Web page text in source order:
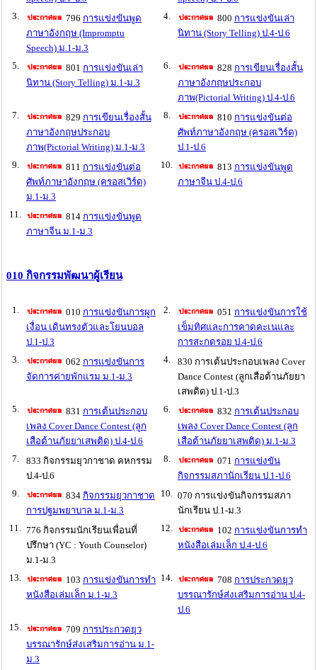
3.
796 การแข่งขันพูด
ภาษาอังกฤษ (Impromptu
Speech) ม.1-ม.3
4. 800 การแข่งขันเล่า
นิทาน (Story Telling) ป.4-ป.6
5. 801 การแข่งขันเล่า
นิทาน (Story Telling) ม.1-ม.3
6. 828 การเขียนเรื่องสั้น
ภาษาอังกฤษประกอบ
ภาพ(Pictorial Writing) ป.4-ป.6
7.
829 การเขียนเรื่องสั้น
ภาษาอังกฤษประกอบ
ภาพ(Pictorial Writing) ม.1-ม.3
8. 810 การแข่งขันต่อ
ศัพท์ภาษาอังกฤษ (ครอสเวิร์ด)
ป.1-ป.6
9.
811 การแข่งขันต่อ
ศัพท์ภาษาอังกฤษ (ครอสเวิร์ด)
ม.1-ม.3
10. 813 การแข่งขันพูด
ภาษาจีน ป.4-ป.6
11. 814 การแข่งขันพูด
ภาษาจีน ม.1-ม.3
010 กิจกรรมพัฒนาผู้เรียน
1. 010 การแข่งขันการผูก
เงื่อน เดินทรงตัวและโยนบอล
ป.1-ป.3
2. 051 การแข่งขันการใช้
เข็มทิศและการคาดคะเนและ
การสะกดรอย ป.4-ป.6
3.
062 การแข่งขันการ
จัดการค่ายพักแรม ม.1-ม.3
4.
830 การเต้นประกอบเพลง Cover
Dance Contest (ลูกเสือต้านภัยยา
เสพติด) ป.1-ป.3
5.
831 การเต้นประกอบ
เพลง Cover Dance Contest (ลูก
เสือต้านภัยยาเสพติด) ป.4-ป.6
6. 832 การเต้นประกอบ
เพลง Cover Dance Contest (ลูก
เสือต้านภัยยาเสพติด) ม.1-ม.3
7.
833 กิจกรรมยุวกาชาด คหกรรม
ป.4-ป.6
8. 071 การแข่งขัน
กิจกรรมสภานักเรียน ป.1-ป.6
9.
834 กิจกรรมยุวกาชาด
การปฐมพยาบาล ม.1-ม.3
10.
070 การแข่งขันกิจกรรมสภา
นักเรียน ป.1-ม.3
11.
776 กิจกรรมนักเรียนเพื่อนที่
ปรึกษา (YC : Youth Counselor)
ม.1-ม.3
12. 102 การแข่งขันการทำ
หนังสือเล่มเล็ก ป.4-ป.6
13. 103 การแข่งขันการทำ
หนังสือเล่มเล็ก ม.1-ม.3
14. 708 การประกวดยุว
บรรณารักษ์ส่งเสริมการอ่าน ป.4-
ป.6
15.
709 การประกวดยุว
บรรณารักษ์ส่งเสริมการอ่าน ม.1-
ม.3